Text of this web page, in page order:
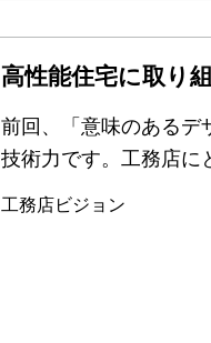
高性能住宅に取り
前回、「意味のあるデ
技術力です。工務店に
工務店ビジョン